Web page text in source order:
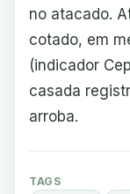
no atacado.
cotado, em
(indicador
casada
arroba.
TAGS